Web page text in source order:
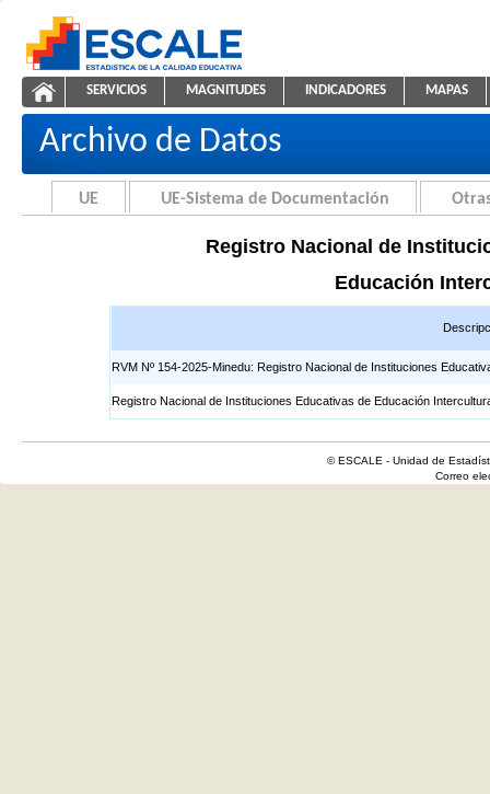
ESCALE - Unidad de Estadística Educativa
Registros EIB
NAVEGACIÓN
SERVICIOS MAGNITUDES INDICADORES MAPAS
Archivo de Datos
UE UE-Sistema de Documentación
Registro Nacional de
Educación
RVM Nº 154-2025-Minedu: Registro Nacional de Instituciones
Registro Nacional de Instituciones Educativas de Educación
© ESCALE - Unidad de
Correo